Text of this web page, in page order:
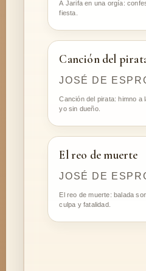
A Jarifa en una orgía:
fiesta.
Canción del
JOSÉ DE
Canción del pirata: himno a
yo sin dueño.
El reo de muerte
JOSÉ DE
El reo de muerte: balada
culpa y fatalidad.